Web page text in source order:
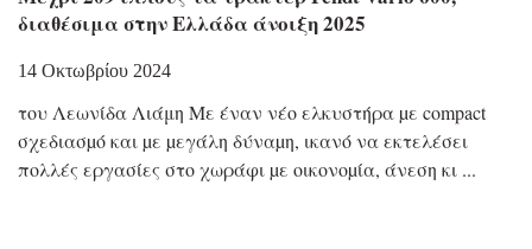
διαθέσιμα στην Ελλάδα άνοιξη 2025
14 Οκτωβρίου 2024
του Λεωνίδα Λιάμη Με έναν νέο ελκυστήρα µε compact
σχεδιασµό και µε µεγάλη δύναµη, ικανό να εκτελέσει
πολλές εργασίες στο χωράφι µε οικονοµία, άνεση κι